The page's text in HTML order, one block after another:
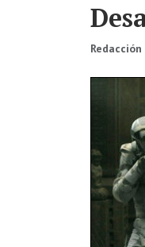
Redacción